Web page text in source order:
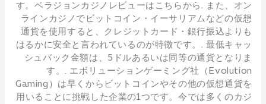
す。ベラジョンカジノレビューはこちらから. また、オン
ラインカジノでビットコイン・イーサリアムなどの仮想
通貨を使用すると、クレジットカード・銀行振込よりも
はるかに安全と言われているのが特徴です。. 最低キャッ
シュバック金額は、5ドルあるいは同等の通貨となりま
す。. エボリューションゲーミング社（Evolution
Gaming）は早くからビットコインやその他の仮想通貨を
用いることに挑戦した企業の1つです。今では多くのカジ